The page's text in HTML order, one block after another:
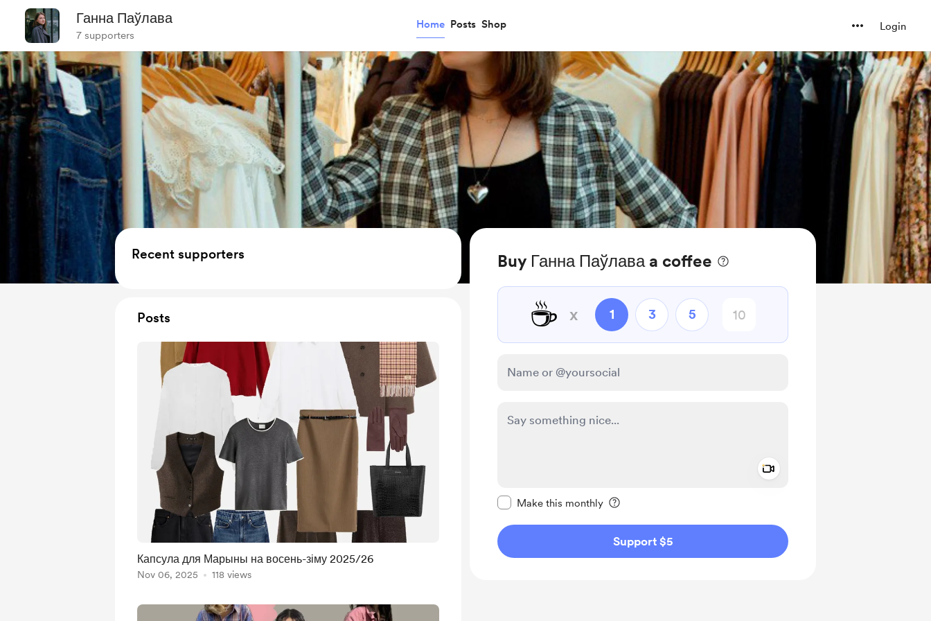
Ганна Паўлава
7 supporters
Home Posts Shop Login
Buy Ганна Паўлава a coffee
☕ x 1 3 5
Make this monthly
Support $5
Recent supporters
Posts
Капсула для Марыны на восень-зіму 2025/26
Nov 06, 2025 118 views